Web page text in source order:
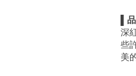
▌
深
些
美